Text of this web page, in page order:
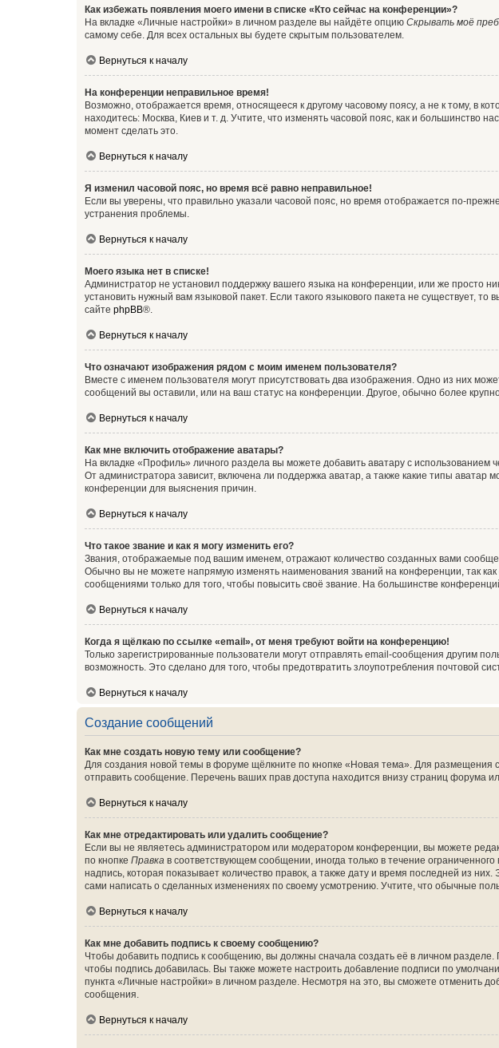
Как избежать появления моего имени в списке «Кто сейчас на конференции»?
На вкладке «Личные настройки» в личном разделе вы найдёте опцию Скрывать моё
самому себе. Для всех остальных вы будете скрытым пользователем.
Вернуться к началу
На конференции неправильное время!
Возможно, отображается время, относящееся к другому часовому поясу, а не к тому, в
находитесь: Москва, Киев и т. д. Учтите, что изменять часовой пояс, как и большинство
момент сделать это.
Вернуться к началу
Я изменил часовой пояс, но время всё равно неправильное!
Если вы уверены, что правильно указали часовой пояс, но время отображается по-
устранения проблемы.
Вернуться к началу
Моего языка нет в списке!
Администратор не установил поддержку вашего языка на конференции, или же просто
установить нужный вам языковой пакет. Если такого языкового пакета не существует,
сайте phpBB®.
Вернуться к началу
Что означают изображения рядом с моим именем пользователя?
Вместе с именем пользователя могут присутствовать два изображения. Одно из них
сообщений вы оставили, или на ваш статус на конференции. Другое, обычно более
Вернуться к началу
Как мне включить отображение аватары?
На вкладке «Профиль» личного раздела вы можете добавить аватару с
От администратора зависит, включена ли поддержка аватар, а также какие типы
конференции для выяснения причин.
Вернуться к началу
Что такое звание и как я могу изменить его?
Звания, отображаемые под вашим именем, отражают количество созданных вами
Обычно вы не можете напрямую изменять наименования званий на конференции, так
сообщениями только для того, чтобы повысить своё звание. На большинстве
Вернуться к началу
Когда я щёлкаю по ссылке «email», от меня требуют войти на конференцию!
Только зарегистрированные пользователи могут отправлять email-сообщения другим
возможность. Это сделано для того, чтобы предотвратить злоупотребления почтовой
Вернуться к началу
Создание сообщений
Как мне создать новую тему или сообщение?
Для создания новой темы в форуме щёлкните по кнопке «Новая тема». Для размещения
отправить сообщение. Перечень ваших прав доступа находится внизу страниц
Вернуться к началу
Как мне отредактировать или удалить сообщение?
Если вы не являетесь администратором или модератором конференции, вы можете
по кнопке Правка в соответствующем сообщении, иногда только в течение
надпись, которая показывает количество правок, а также дату и время последней из
сами написать о сделанных изменениях по своему усмотрению. Учтите, что обычные
Вернуться к началу
Как мне добавить подпись к своему сообщению?
Чтобы добавить подпись к сообщению, вы должны сначала создать её в личном
чтобы подпись добавилась. Вы также можете настроить добавление подписи по
пункта «Личные настройки» в личном разделе. Несмотря на это, вы сможете отменить
сообщения.
Вернуться к началу